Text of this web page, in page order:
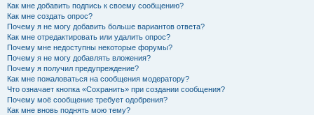
Как мне добавить подпись к своему сообщению?
Как мне создать опрос?
Почему я не могу добавить больше вариантов ответа?
Как мне отредактировать или удалить опрос?
Почему мне недоступны некоторые форумы?
Почему я не могу добавлять вложения?
Почему я получил предупреждение?
Как мне пожаловаться на сообщения модератору?
Что означает кнопка «Сохранить» при создании сообщения?
Почему моё сообщение требует одобрения?
Как мне вновь поднять мою тему?